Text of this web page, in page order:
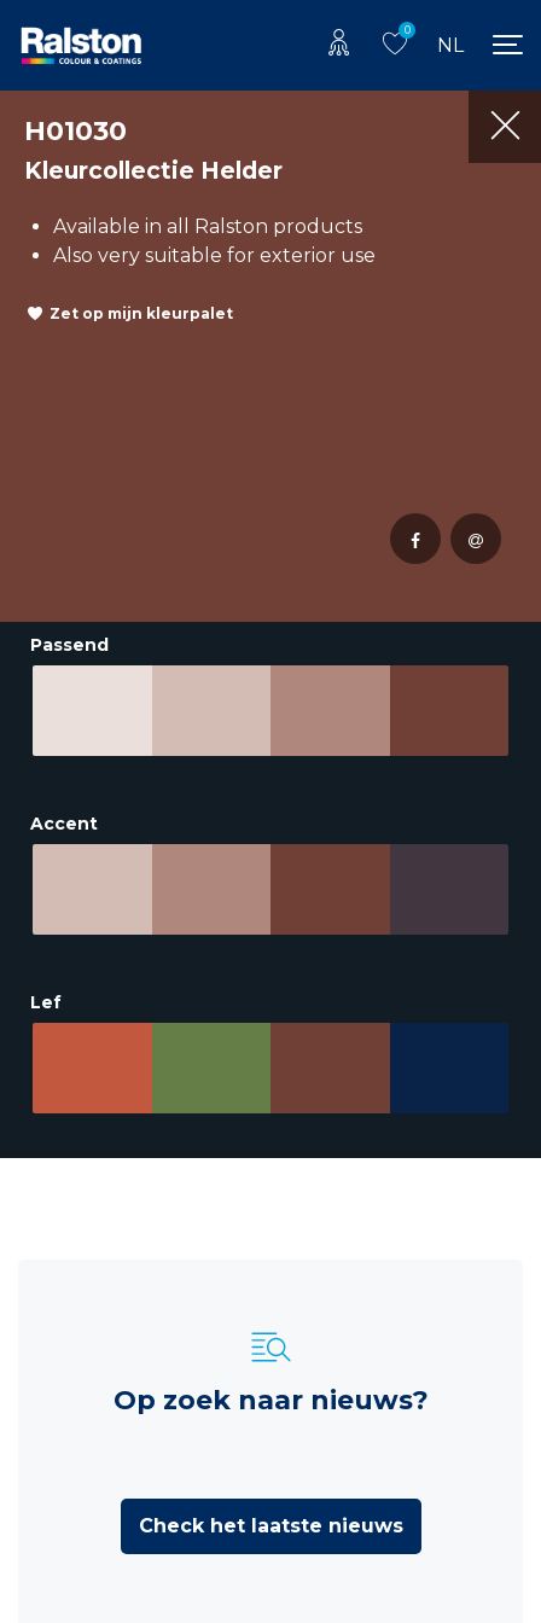
0
NL
H01030
Kleurcollectie Helder
Available in all Ralston products
Also very suitable for exterior use
Zet op mijn kleurpalet
Passend
Accent
Lef
Op zoek naar nieuws?
Check het laatste nieuws